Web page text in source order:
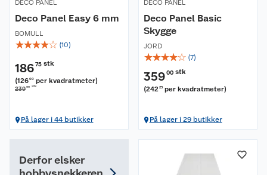
DECO PANEL
Deco Panel Easy 6 mm
BOMULL
☆☆☆☆☆ (10)
18675 stk
(12600 per kvadratmeter)
23900 stk
På lager i 44 butikker
DECO PANEL
Deco Panel Basic
Skygge
JORD
☆☆☆☆☆ (7)
35900 stk
(24225 per kvadratmeter)
På lager i 29 butikker
Derfor elsker